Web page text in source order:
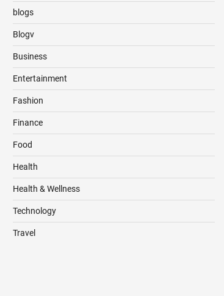
blogs
Blogv
Business
Entertainment
Fashion
Finance
Food
Health
Health & Wellness
Technology
Travel